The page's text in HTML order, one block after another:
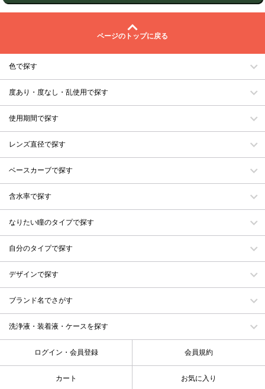
ページのトップに戻る
色で探す
度あり・度なし・乱使用で探す
使用期間で探す
レンズ直径で探す
ベースカーブで探す
含水率で探す
なりたい瞳のタイプで探す
自分のタイプで探す
デザインで探す
ブランド名でさがす
洗浄液・装着液・ケースを探す
ログイン・会員登録 会員規約
カート お気に入り